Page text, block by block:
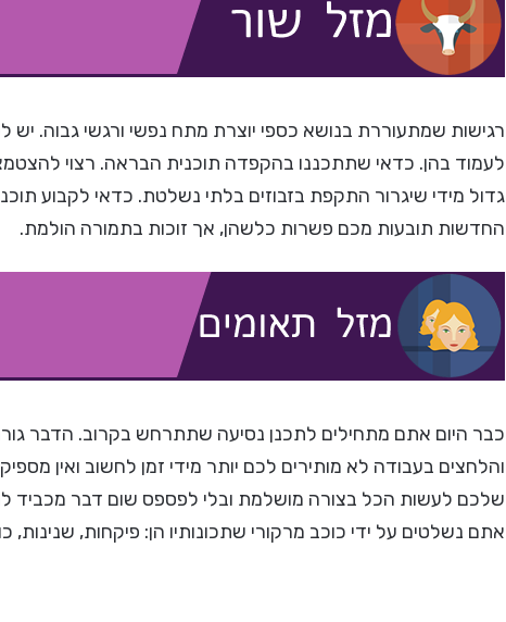
רגישות שמתעוררת בנושא כספי יוצרת מתח נפשי ורגשי גבוה.
לעמוד בהן. כדאי שתתכננו בהקפדה תוכנית הבראה. רצוי
גדול מידי שיגרור התקפת בזבוזים בלתי נשלטת. כדאי לקבוע
החדשות תובעות מכם פשרות כלשהן, אך זוכות בתמורה הולמת.
כבר היום אתם מתחילים לתכנן נסיעה שתתרחש בקרוב. הדבר
והלחצים בעבודה לא מותירים לכם יותר מידי זמן לחשוב ואין
שלכם לעשות הכל בצורה מושלמת ובלי לפספס שום דבר מכביד
אתם נשלטים על ידי כוכב מרקורי שתכונותיו הן: פיקחות,